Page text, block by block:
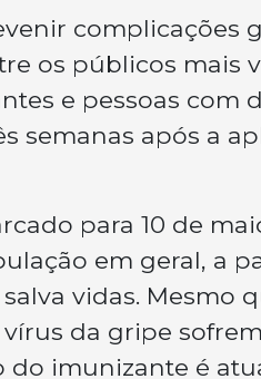
complicações
os públicos mais
e pessoas com
semanas após a
para 10 de
em geral, a
vidas. Mesmo
da gripe
do imunizante é